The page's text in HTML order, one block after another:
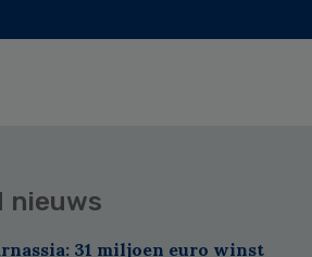
nieuws
31 miljoen euro winst